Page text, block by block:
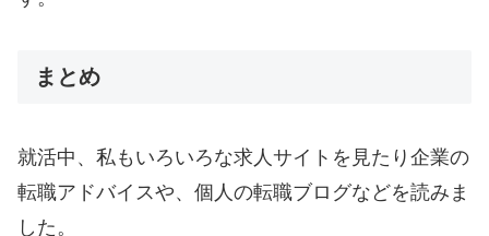
まとめ
就活中、私もいろいろな求人サイトを見たり企業の
転職アドバイスや、個人の転職ブログなどを読みま
した。